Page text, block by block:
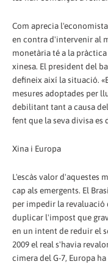
Com aprecia
en contra d'intervenir al
monetària té a la
xinesa. El president del
defineix així la situació.
mesures adoptades per
debilitant tant a causa
fent que la seva divisa
Xina i Europa
L'escàs valor d'aquestes
cap als emergents. El
per impedir la revaluació
duplicar l'impost que
en un intent de reduir el
2009 el real s'havia
cimera del G-7, Europa